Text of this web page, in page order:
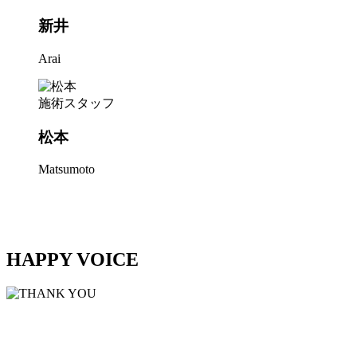
新井
Arai
施術スタッフ
松本
Matsumoto
HAPPY VOICE